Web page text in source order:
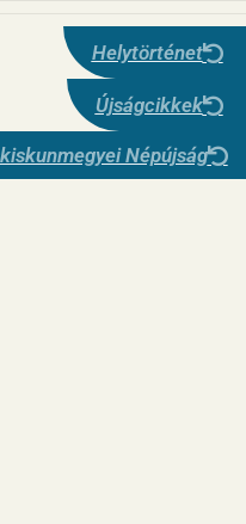
Helytörténet
Újságcikkek
Népújság